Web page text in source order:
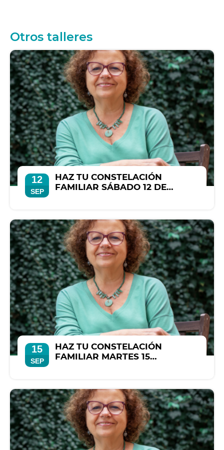
Otros talleres
12
SEP
HAZ TU CONSTELACIÓN
FAMILIAR SÁBADO 12 DE
15
SEP
HAZ TU CONSTELACIÓN
FAMILIAR MARTES 15